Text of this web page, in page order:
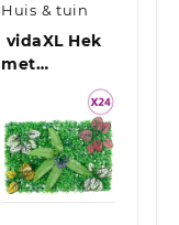
Huis & tuin
vidaXL Hek
met
kunstplanten 24
st 40×60 cm
groen
Quick
View